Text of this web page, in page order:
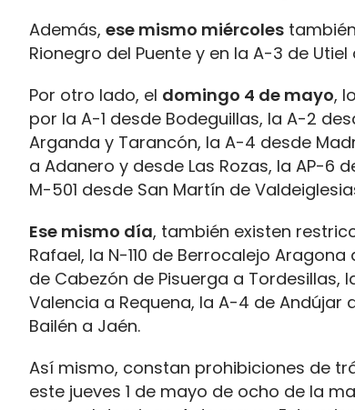
Además, ese mismo miércoles
Rionegro del Puente y en la A-3 de Utiel
Por otro lado, el domingo 4 de mayo,
por la A-1 desde Bodeguillas, la A-2
Arganda y Tarancón, la A-4 desde
a Adanero y desde Las Rozas, la AP-6
M-501 desde San Martín de
Ese mismo día, también existen
Rafael, la N-110 de Berrocalejo
de Cabezón de Pisuerga a Tordesillas,
Valencia a Requena, la A-4 de
Bailén a Jaén.
Así mismo, constan prohibiciones de
este jueves 1 de mayo de ocho de la